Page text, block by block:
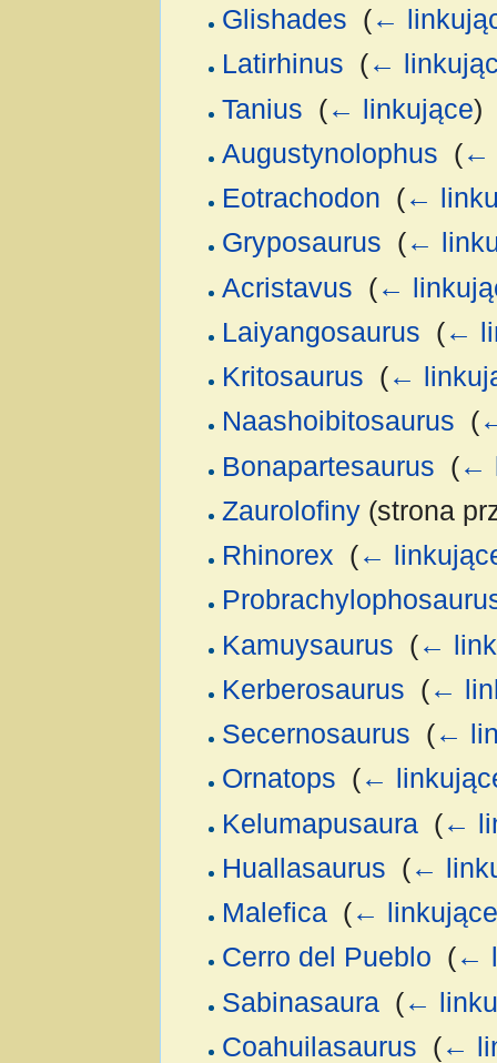
Glishades (←
Latirhinus (←
Tanius (← linkujące)
Augustynolophus (←
Eotrachodon (←
Gryposaurus (←
Acristavus (←
Laiyangosaurus (←
Kritosaurus (←
Naashoibitosaurus (
Bonapartesaurus (←
Zaurolofiny(strona
Rhinorex (←
Kamuysaurus (←
Kerberosaurus (←
Secernosaurus (←
Ornatops (←
Kelumapusaura‎ (←
Huallasaurus (←
Malefica‎ (← linkujące
Cerro del Pueblo (←
Sabinasaura‎ (←
Coahuilasaurus (←